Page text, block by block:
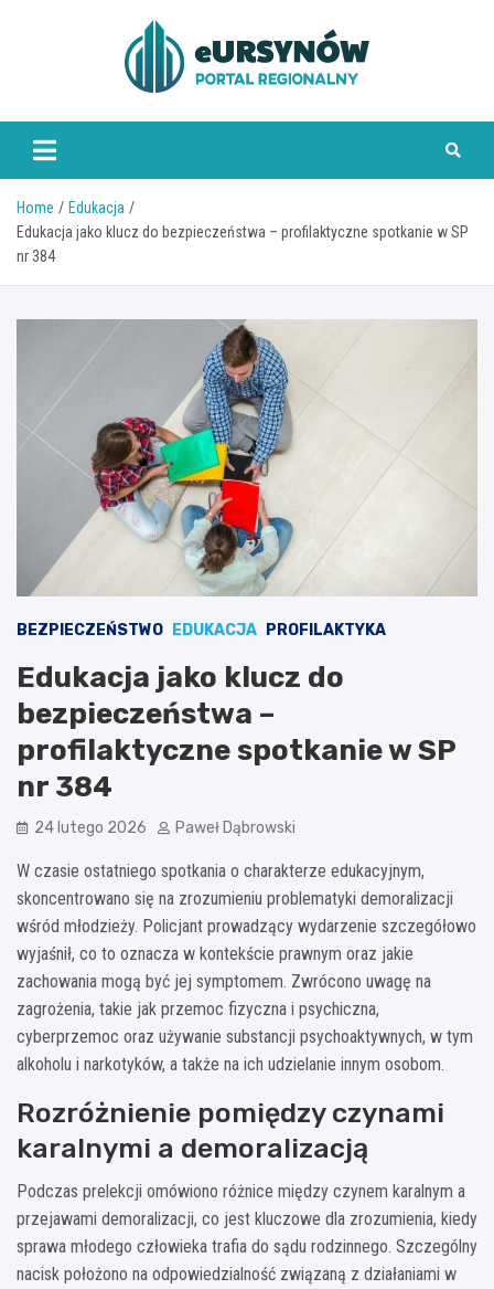
Home
Edukacja
Edukacja jako klucz do bezpieczeństwa – profilaktyczne spotkanie w SP
nr 384
BEZPIECZEŃSTWO EDUKACJA PROFILAKTYKA
Edukacja jako klucz do
bezpieczeństwa –
profilaktyczne spotkanie w SP
nr 384
24 lutego 2026 Paweł Dąbrowski
W czasie ostatniego spotkania o charakterze edukacyjnym,
skoncentrowano się na zrozumieniu problematyki demoralizacji
wśród młodzieży. Policjant prowadzący wydarzenie szczegółowo
wyjaśnił, co to oznacza w kontekście prawnym oraz jakie
zachowania mogą być jej symptomem. Zwrócono uwagę na
zagrożenia, takie jak przemoc fizyczna i psychiczna,
cyberprzemoc oraz używanie substancji psychoaktywnych, w tym
alkoholu i narkotyków, a także na ich udzielanie innym osobom.
Rozróżnienie pomiędzy czynami
karalnymi a demoralizacją
Podczas prelekcji omówiono różnice między czynem karalnym a
przejawami demoralizacji, co jest kluczowe dla zrozumienia, kiedy
sprawa młodego człowieka trafia do sądu rodzinnego. Szczególny
nacisk położono na odpowiedzialność związaną z działaniami w